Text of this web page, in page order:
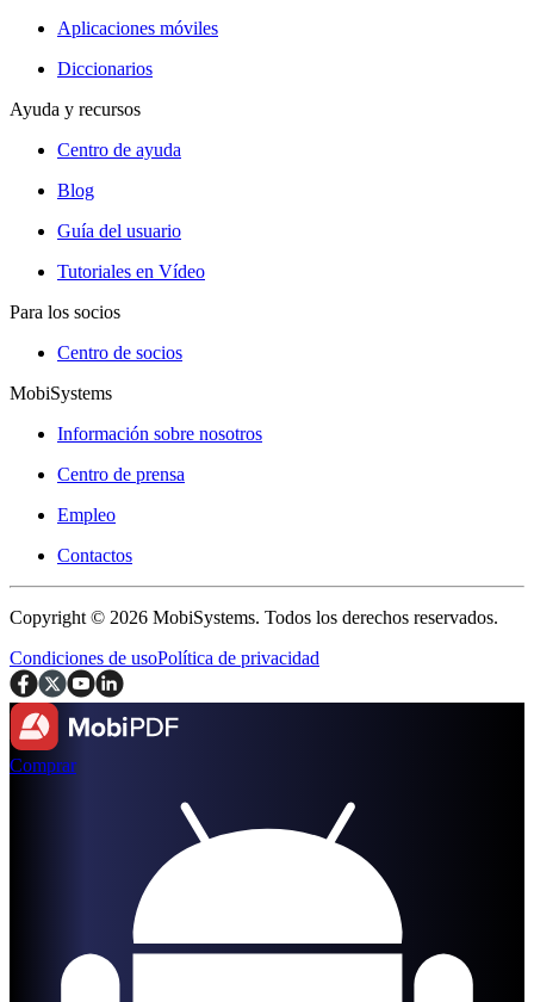
Aplicaciones móviles
Diccionarios
Ayuda y recursos
Centro de ayuda
Blog
Guía del usuario
Tutoriales en Vídeo
Para los socios
Centro de socios
MobiSystems
Información sobre nosotros
Centro de prensa
Empleo
Contactos
Copyright © 2026 MobiSystems. Todos los derechos reservados.
Condiciones de usoPolítica de privacidad
Comprar